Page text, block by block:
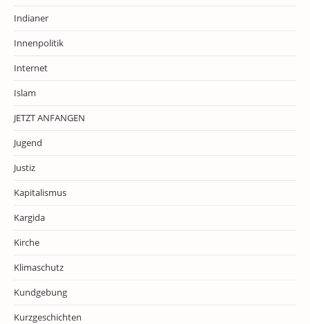
Indianer
Innenpolitik
Internet
Islam
JETZT ANFANGEN
Jugend
Justiz
Kapitalismus
Kargida
Kirche
Klimaschutz
Kundgebung
Kurzgeschichten